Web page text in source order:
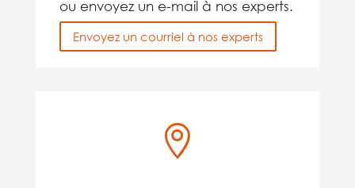
ou envoyez un e-mail à nos experts.
Envoyez un courriel à nos experts
